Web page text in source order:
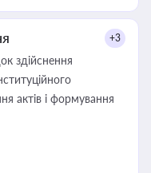
+3
здійснення
актів і формування